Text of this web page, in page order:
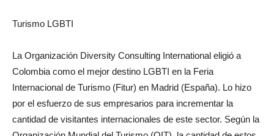
Turismo LGBTI
La Organización Diversity Consulting International eligió a
Colombia como el mejor destino LGBTI en la Feria
Internacional de Turismo (Fitur) en Madrid (España). Lo hizo
por el esfuerzo de sus empresarios para incrementar la
cantidad de visitantes internacionales de este sector. Según la